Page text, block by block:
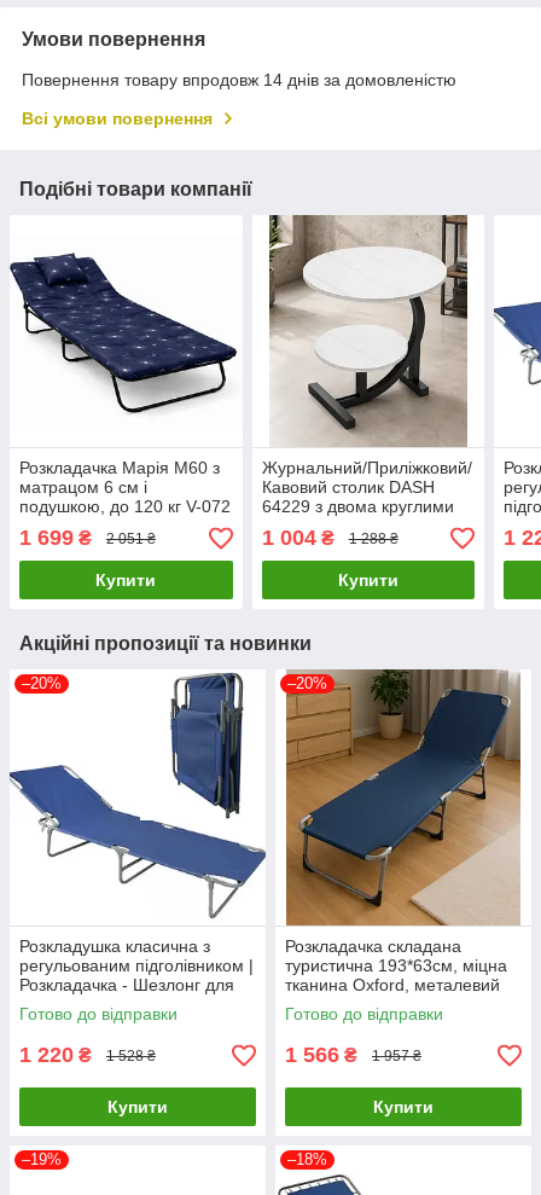
Умови повернення
Повернення товару впродовж 14 днів за домовленістю
Всі умови повернення
Подібні товари компанії
Розкладачка Марія М60 з
матрацом 6 см і
подушкою, до 120 кг V-072
1 699 ₴ 2 051 ₴
Купити
Журнальний/Приліжковий/
Кавовий столик DASH
64229 з двома круглими
полицями 40×30×60 см
білий мармур чорний
каркас
1 004₴ 1 288 ₴
Купити
для
1
Акційні пропозиції та новинки
–20%
Розкладушка класична з
регульованим підголівником |
Розкладачка - Шезлонг для
будинку і туризму
Готово до відправки
1 220 ₴ 1 528 ₴
Купити
–20%
Розкладачка складана
туристична 193*63см, міцна
тканина Oxford, металевий
каркас
Готово до відправки
1 566 ₴ 1 957 ₴
Купити
–19% –18%